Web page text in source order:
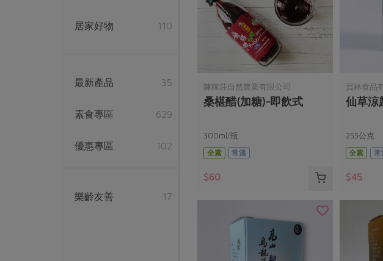
陳稼莊自然農業有限公司
桑椹醋(加糖)-即飲式
300ml/瓶
全素
常溫
$60
員林食品
仙草涼
255公克
全素
常
$45
居家好物 110
最新產品 35
素食專區 629
優惠專區 102
樂齡友善 17